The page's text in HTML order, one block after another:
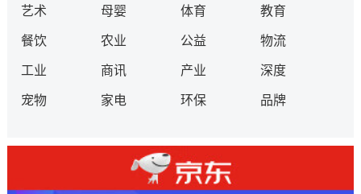
艺术 母婴 体育 教育
餐饮 农业 公益 物流
工业 商讯 产业 深度
宠物 家电 环保 品牌